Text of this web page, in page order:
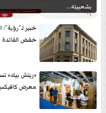
بشعبيته...
خبير
خفض الفائدة
«ريتش بيك»
معرض كافيكس2026 وتطرح 10